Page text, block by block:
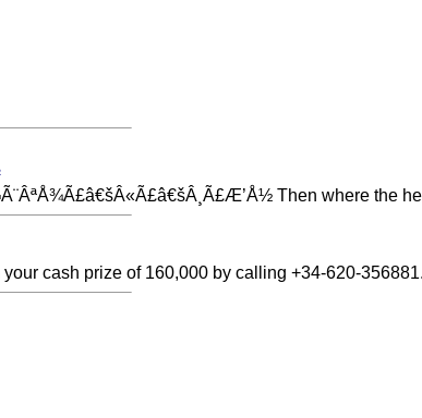
Then where the
cash prize of 160,000 by calling +34-620-